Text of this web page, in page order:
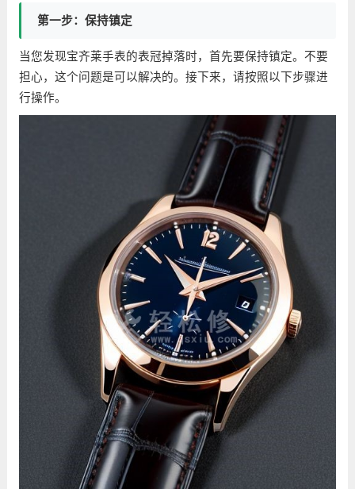
第一步：保持镇定
当您发现宝齐莱手表的表冠掉落时，首先要保持镇定。不要
担心，这个问题是可以解决的。接下来，请按照以下步骤进
行操作。